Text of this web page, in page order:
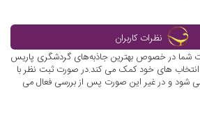
نظرات کاربران
شما در خصوص بهترین جاذبه‌های گردشگری پاریس
انتخاب های خود کمک می کند.در صورت ثبت نظر با
می شود و در غیر این صورت پس از بررسی فعال می